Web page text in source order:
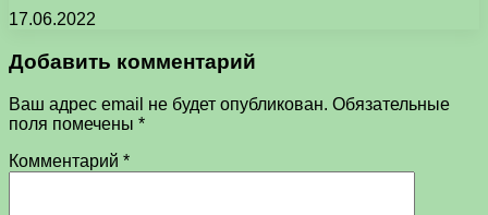
17.06.2022
Добавить комментарий
Ваш адрес email не будет опубликован. Обязательные
поля помечены *
Комментарий *